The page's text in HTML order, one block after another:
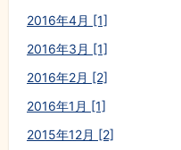
2016年4月 [1]
2016年3月 [1]
2016年2月 [2]
2016年1月 [1]
2015年12月 [2]